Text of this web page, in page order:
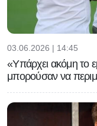
03.06.2026 | 14:45
«Υπάρχει ακόμη το
μπορούσαν να